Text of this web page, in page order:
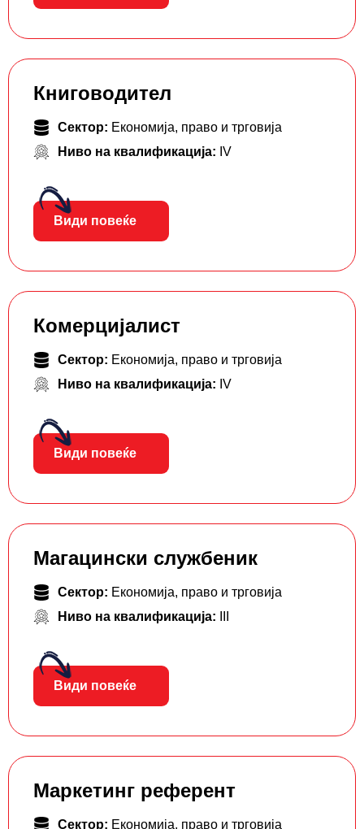
Книговодител
Сектор: Економија, право и трговија
Ниво на квалификација: IV
Види повеќе
Комерцијалист
Сектор: Економија, право и трговија
Ниво на квалификација: IV
Види повеќе
Магацински службеник
Сектор: Економија, право и трговија
Ниво на квалификација:
Види повеќе
Маркетинг референт
Сектор: Економија, право и трговија